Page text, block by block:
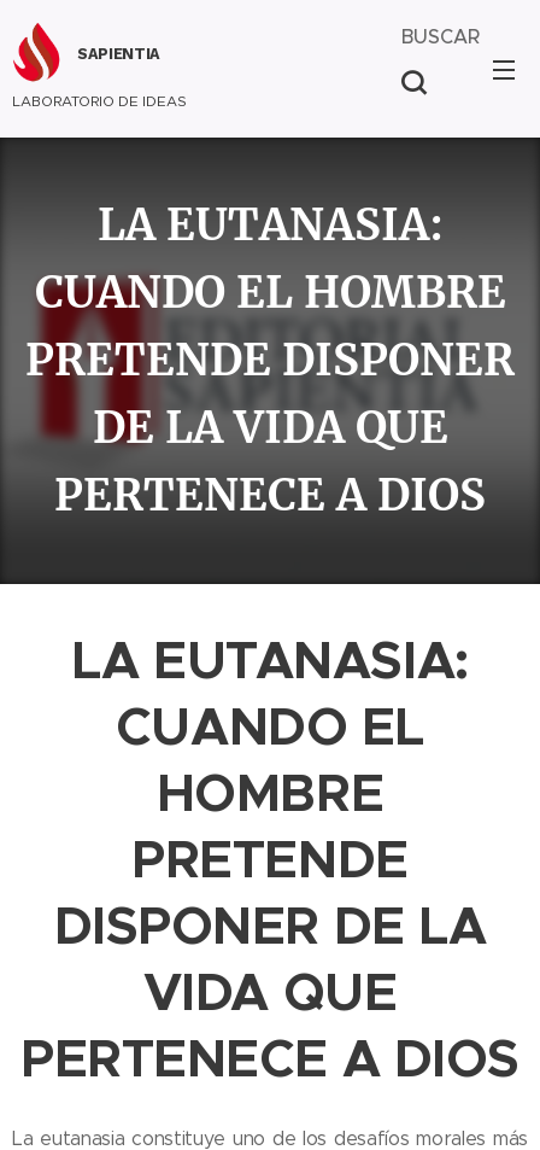
SAPIENTIA
LABORATORIO DE IDEAS
BUSCAR
LA EUTANASIA:
CUANDO EL HOMBRE
PRETENDE DISPONER
DE LA VIDA QUE
PERTENECE A DIOS
LA EUTANASIA:
CUANDO EL
HOMBRE
PRETENDE
DISPONER DE LA
VIDA QUE
PERTENECE A DIOS
La eutanasia constituye uno de los desafíos morales más